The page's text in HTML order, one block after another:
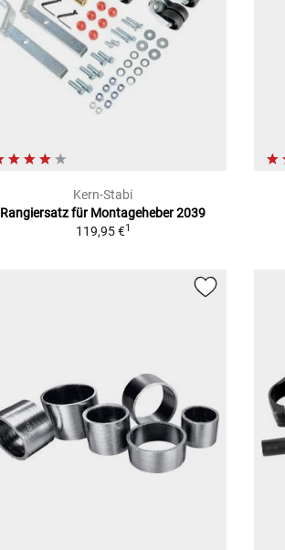
Kern-Stabi
Rangiersatz für Montageheber 2039
119,95 €1